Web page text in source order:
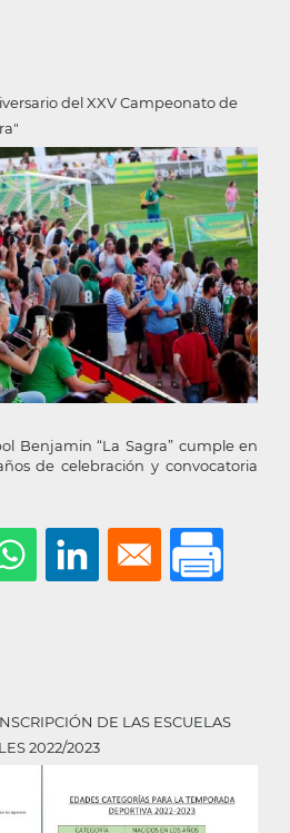
del XXV Campeonato de
Benjamin “La Sagra” cumple en
de celebración y convocatoria
DE LAS ESCUELAS
2022/2023